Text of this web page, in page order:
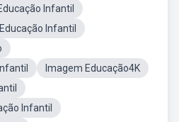
Infantil
Infantil
Imagem Educação4K
Infantil